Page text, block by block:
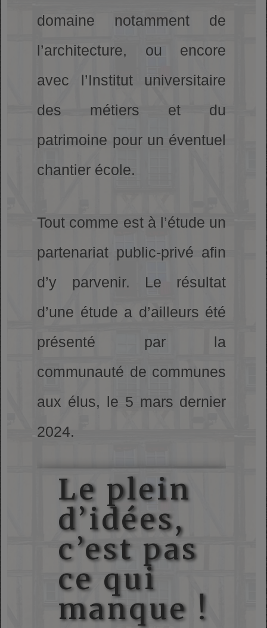
domaine notamment de
l’architecture, ou encore
avec l’Institut universitaire
des métiers et du
patrimoine pour un éventuel
chantier école.
Tout comme est à l’étude un
partenariat public-privé afin
d’y parvenir. Le résultat
d’une étude a d’ailleurs été
présenté par la
communauté de communes
aux élus, le 5 mars dernier
2024.
Le plein
d’idées,
c’est pas
ce qui
manque !